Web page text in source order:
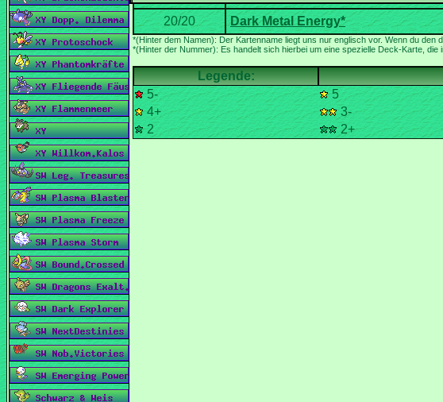
Typ:
*(Hinter der Nummer): Es handelt sich hierbei um eine spezielle Deck-Karte,
5- 5
4+
3-
2
2+